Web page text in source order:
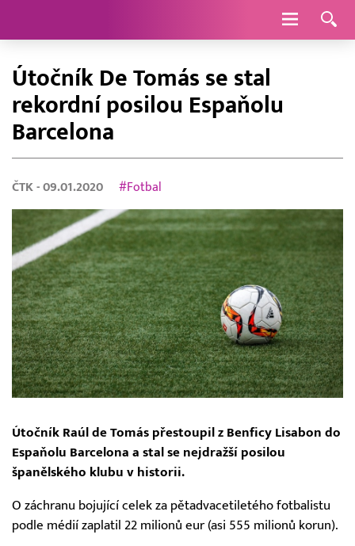
Navigace
Útočník De Tomás se stal
rekordní posilou Espaňolu
Barcelona
ČTK - 09.01.2020 #Fotbal
Útočník Raúl de Tomás přestoupil z Benficy Lisabon do
Espaňolu Barcelona a stal se nejdražší posilou
španělského klubu v historii.
O záchranu bojující celek za pětadvacetiletého fotbalistu
podle médií zaplatil 22 milionů eur (asi 555 milionů korun).